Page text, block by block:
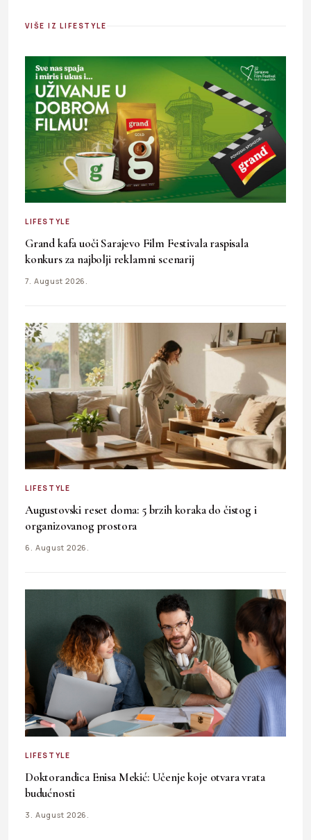
VIŠE IZ LIFESTYLE
LIFESTYLE
Grand kafa uoči Sarajevo Film Festivala raspisala
konkurs za najbolji reklamni scenarij
7. August 2026.
LIFESTYLE
Augustovski reset doma: 5 brzih koraka do čistog i
organizovanog prostora
6. August 2026.
LIFESTYLE
Doktorandica Enisa Mekić: Učenje koje otvara vrata
budućnosti
3. August 2026.